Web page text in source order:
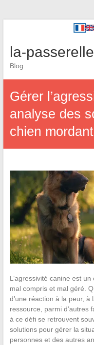
la-
Blog
Gérer
analyse des
chien mordant
L’agressivité canine est
mal compris et mal géré.
d’une réaction à la peur, à
ressource, parmi d’autres
à ce défi se retrouvent
solutions pour gérer la
personnes et des autres